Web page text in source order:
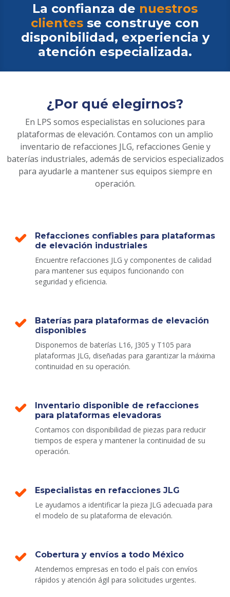
La confianza de nuestros
clientes se construye con
disponibilidad, experiencia y
atención especializada.
¿Por qué elegirnos?
En LPS somos especialistas en soluciones para
plataformas de elevación. Contamos con un amplio
inventario de refacciones JLG, refacciones Genie y
baterías industriales, además de servicios especializados
para ayudarle a mantener sus equipos siempre en
operación.
Refacciones confiables para plataformas
de elevación industriales
Encuentre refacciones JLG y componentes de calidad
para mantener sus equipos funcionando con
seguridad y eficiencia.
Baterías para plataformas de elevación
disponibles
Disponemos de baterías L16, J305 y T105 para
plataformas JLG, diseñadas para garantizar la máxima
continuidad en su operación.
Inventario disponible de refacciones
para plataformas elevadoras
Contamos con disponibilidad de piezas para reducir
tiempos de espera y mantener la continuidad de su
operación.
Especialistas en refacciones JLG
Le ayudamos a identificar la pieza JLG adecuada para
el modelo de su plataforma de elevación.
Cobertura y envíos a todo México
Atendemos empresas en todo el país con envíos
rápidos y atención ágil para solicitudes urgentes.